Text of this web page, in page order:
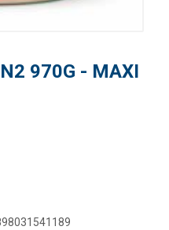
970G - MAXI